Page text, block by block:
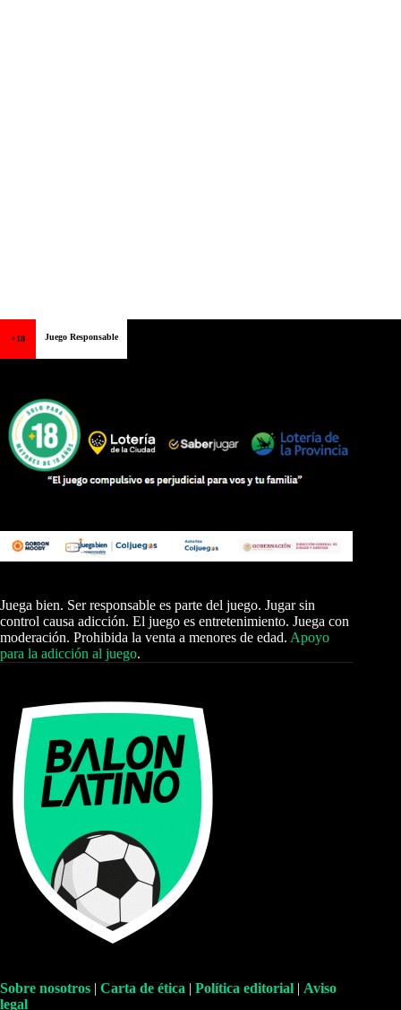
+18 Juego Responsable
Juega bien. Ser responsable es parte del juego. Jugar sin
control causa adicción. El juego es entretenimiento. Juega con
moderación. Prohibida la venta a menores de edad. Apoyo
para la adicción al juego.
Sobre nosotros | Carta de ética | Política editorial | Aviso
legal